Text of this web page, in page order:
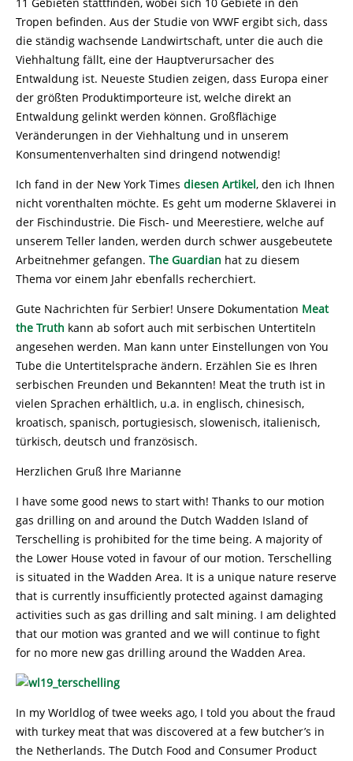
Tropen befinden. Aus der Studie von WWF ergibt sich, dass
die ständig wachsende Landwirtschaft, unter die auch die
Viehhaltung fällt, eine der Hauptverursacher des
Entwaldung ist. Neueste Studien zeigen, dass Europa einer
der größten Produktimporteure ist, welche direkt an
Entwaldung gelinkt werden können. Großflächige
Veränderungen in der Viehhaltung und in unserem
Konsumentenverhalten sind dringend notwendig!
Ich fand in der New York Times diesen Artikel, den ich Ihnen
nicht vorenthalten möchte. Es geht um moderne Sklaverei in
der Fischindustrie. Die Fisch- und Meerestiere, welche auf
unserem Teller landen, werden durch schwer ausgebeutete
Arbeitnehmer gefangen. The Guardian hat zu diesem
Thema vor einem Jahr ebenfalls recherchiert.
Gute Nachrichten für Serbier! Unsere Dokumentation Meat
the Truth kann ab sofort auch mit serbischen Untertiteln
angesehen werden. Man kann unter Einstellungen von You
Tube die Untertitelsprache ändern. Erzählen Sie es Ihren
serbischen Freunden und Bekannten! Meat the truth ist in
vielen Sprachen erhältlich, u.a. in englisch, chinesisch,
kroatisch, spanisch, portugiesisch, slowenisch, italienisch,
türkisch, deutsch und französisch.
Herzlichen Gruß Ihre Marianne
I have some good news to start with! Thanks to our motion
gas drilling on and around the Dutch Wadden Island of
Terschelling is prohibited for the time being. A majority of
the Lower House voted in favour of our motion. Terschelling
is situated in the Wadden Area. It is a unique nature reserve
that is currently insufficiently protected against damaging
activities such as gas drilling and salt mining. I am delighted
that our motion was granted and we will continue to fight
for no more new gas drilling around the Wadden Area.
In my Worldlog of twee weeks ago, I told you about the fraud
with turkey meat that was discovered at a few butcher’s in
the Netherlands. The Dutch Food and Consumer Product